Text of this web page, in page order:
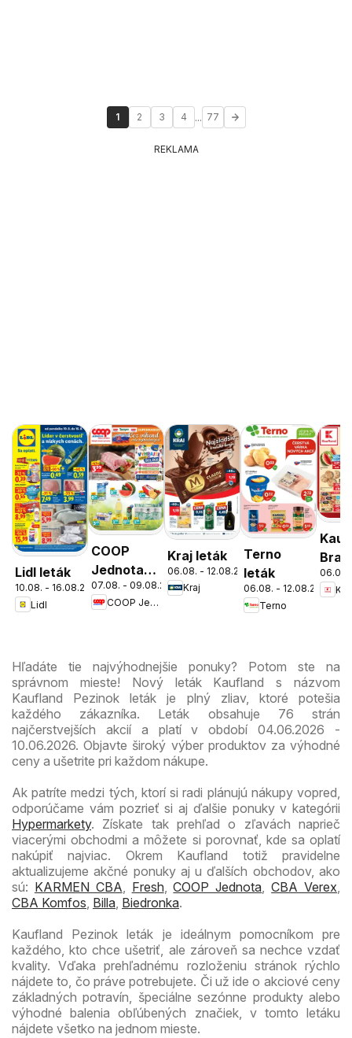
1 2 3 4 ... 77
REKLAMA
Lidl leták
10.08. - 16.08.2026
Lidl
COOP
Jednota
cez víkend
ešte
07.08. - 09.08.2026
COOP Jednota
Kraj leták
06.08. - 12.08.2026
Kraj
Terno
leták
06.08. - 12.08.2026
Terno
Nové
06.08.
Hľadáte tie najvýhodnejšie ponuky? Potom ste na
správnom mieste! Nový leták Kaufland s názvom
Kaufland Pezinok leták je plný zliav, ktoré potešia
každého zákazníka. Leták obsahuje 76 strán
najčerstvejších akcií a platí v období 04.06.2026 -
10.06.2026. Objavte široký výber produktov za výhodné
ceny a ušetrite pri každom nákupe.
Ak patríte medzi tých, ktorí si radi plánujú nákupy vopred,
odporúčame vám pozrieť si aj ďalšie ponuky v kategórii
Hypermarkety. Získate tak prehľad o zľavách naprieč
viacerými obchodmi a môžete si porovnať, kde sa oplatí
nakúpiť najviac. Okrem Kaufland totiž pravidelne
aktualizujeme akčné ponuky aj u ďalších obchodov, ako
sú: KARMEN CBA, Fresh,COOP Jednota,CBA Verex,
CBA Komfos, Billa, Biedronka.
Kaufland Pezinok leták je ideálnym pomocníkom pre
každého, kto chce ušetriť, ale zároveň sa nechce vzdať
kvality. Vďaka prehľadnému rozloženiu stránok rýchlo
nájdete to, čo práve potrebujete. Či už ide o akciové ceny
základných potravín, špeciálne sezónne produkty alebo
výhodné balenia obľúbených značiek, v tomto letáku
nájdete všetko na jednom mieste.